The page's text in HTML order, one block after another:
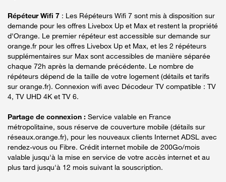
Répéteur Wifi 7 : Les Répéteurs Wifi 7 sont mis à disposition sur
demande pour les offres Livebox Up et Max et restent la propriété
d'Orange. Le premier répéteur est accessible sur demande sur
orange.fr pour les offres Livebox Up et Max, et les 2 répéteurs
supplémentaires sur Max sont accessibles de manière séparée
chaque 72h après la demande précédente. Le nombre de
répéteurs dépend de la taille de votre logement (détails et tarifs
sur orange.fr). Connexion wifi avec Décodeur TV compatible : TV
4, TV UHD 4K et TV 6.
Partage de connexion : Service valable en France
métropolitaine, sous réserve de couverture mobile (détails sur
réseaux.orange.fr), pour les nouveaux clients Internet ADSL avec
rendez-vous ou Fibre. Crédit internet mobile de 200Go/mois
valable jusqu'à la mise en service de votre accès internet et au
plus tard jusqu'à 12 mois suivant la souscription.